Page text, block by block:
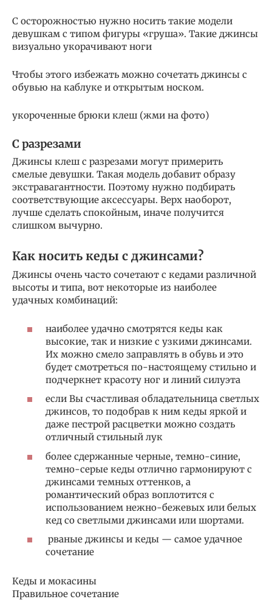
С осторожностью нужно носить такие модели
девушкам с типом фигуры «груша». Такие джинсы
визуально укорачивают ноги
Чтобы этого избежать можно сочетать джинсы с
обувью на каблуке и открытым носком.
укороченные брюки клеш (жми на фото)
С разрезами
Джинсы клеш с разрезами могут примерить
смелые девушки. Такая модель добавит образу
экстравагантности. Поэтому нужно подбирать
соответствующие аксессуары. Верх наоборот,
лучше сделать спокойным, иначе получится
слишком вычурно.
Как носить кеды с джинсами?
Джинсы очень часто сочетают с кедами различной
высоты и типа, вот некоторые из наиболее
удачных комбинаций:
наиболее удачно смотрятся кеды как
высокие, так и низкие с узкими джинсами.
Их можно смело заправлять в обувь и это
будет смотреться по-настоящему стильно и
подчеркнет красоту ног и линий силуэта
если Вы счастливая обладательница светлых
джинсов, то подобрав к ним кеды яркой и
даже пестрой расцветки можно создать
отличный стильный лук
более сдержанные черные, темно-синие,
темно-серые кеды отлично гармонируют с
джинсами темных оттенков, а
романтический образ воплотится с
использованием нежно-бежевых или белых
кед со светлыми джинсами или шортами.
рваные джинсы и кеды — самое удачное
сочетание
Кеды и мокасины
Правильное сочетание